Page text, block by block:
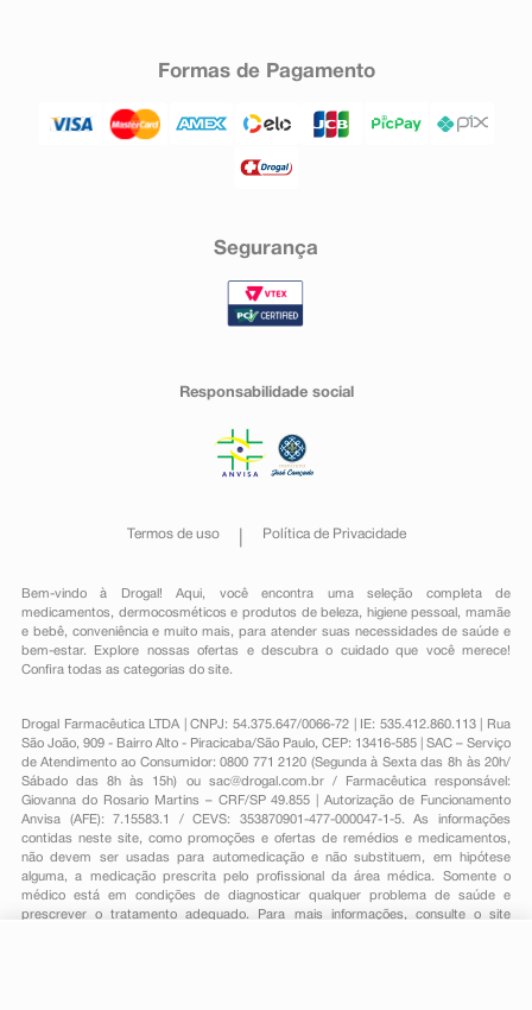
Formas de Pagamento
Segurança
Responsabilidade social
Termos de uso Política de Privacidade
Bem-vindo à Drogal! Aqui, você encontra uma seleção completa de
medicamentos , dermocosméticos e produtos de beleza, higiene pessoal ,mamãe
e bebê, conveniênciae muito mais, para atender suas necessidades de saúde e
bem-estar. Explore nossas ofertas e descubra o cuidado que você merece!
Confira todas as categorias do site.
Drogal Farmacêutica LTDA | CNPJ: 54.375.647/0066-72 | IE: 535.412.860.113 | Rua
São João, 909 - Bairro Alto - Piracicaba/São Paulo, CEP: 13416-585 | SAC – Serviço
de Atendimento ao Consumidor: 0800 771 2120 (Segunda à Sexta das 8h às 20h/
Sábado das 8h às 15h) ou sac@drogal.com.br/ Farmacêutica responsável:
Giovanna do Rosario Martins – CRF/SP 49.855 | Autorização de Funcionamento
Anvisa (AFE): 7.15583.1 / CEVS: 353870901-477-000047-1-5. As informações
contidas neste site, como promoções e ofertas de remédios e medicamentos,
não devem ser usadas para automedicação e não substituem, em hipótese
alguma, a medicação prescrita pelo profissional da área médica. Somente o
médico está em condições de diagnosticar qualquer problema de saúde e
prescrever o tratamento adequado. Para mais informações, consulte o site